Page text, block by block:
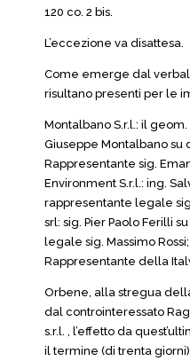
120 co. 2 bis.
L’eccezione va disattesa.
Come emerge dal
risultano presenti per le
Montalbano S.r.l.: il
Giuseppe Montalbano
Rappresentante sig.
Environment S.r.l.: ing.
rappresentante legale
srl: sig. Pier Paolo Ferilli
legale sig. Massimo
Rappresentante della
Orbene, alla stregua
dal controinteressato
s.r.l. , l’effetto da
il termine (di trenta